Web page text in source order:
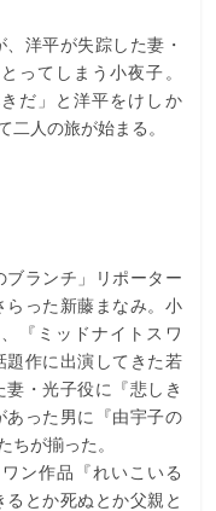
洋平が失踪した妻・
ってしまう小夜子。
だ」と洋平をけしか
二人の旅が始まる。
ランチ」リポーター
らった新藤まなみ。小
『ミッドナイトスワ
題作に出演してきた若
・光子役に『悲しき
あった男に『由宇子の
ちが揃った。
ン作品『れいこいる
とか死ぬとか父親と